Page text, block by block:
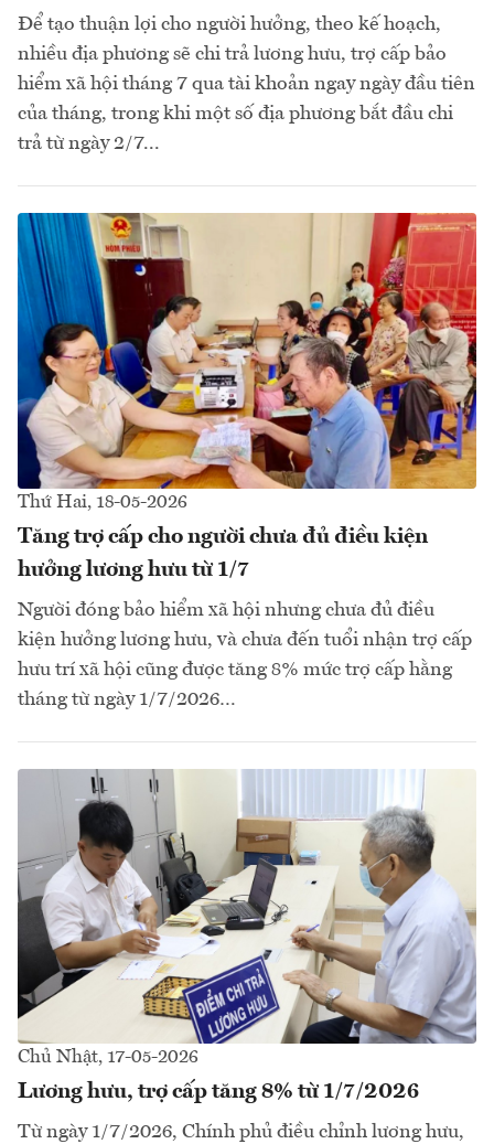
Để tạo thuận lợi cho người hưởng, theo kế hoạch,
nhiều địa phương sẽ chi trả lương hưu, trợ cấp bảo
hiểm xã hội tháng 7 qua tài khoản ngay ngày đầu tiên
của tháng, trong khi một số địa phương bắt đầu chi
trả từ ngày 2/7...
Thứ Hai, 18-05-2026
Tăng trợ cấp cho người chưa đủ điều kiện
hưởng lương hưu từ 1/7
Người đóng bảo hiểm xã hội nhưng chưa đủ điều
kiện hưởng lương hưu, và chưa đến tuổi nhận trợ cấp
hưu trí xã hội cũng được tăng 8% mức trợ cấp hằng
tháng từ ngày 1/7/2026…
Chủ Nhật, 17-05-2026
Lương hưu, trợ cấp tăng 8% từ 1/7/2026
Từ ngày 1/7/2026, Chính phủ điều chỉnh lương hưu,